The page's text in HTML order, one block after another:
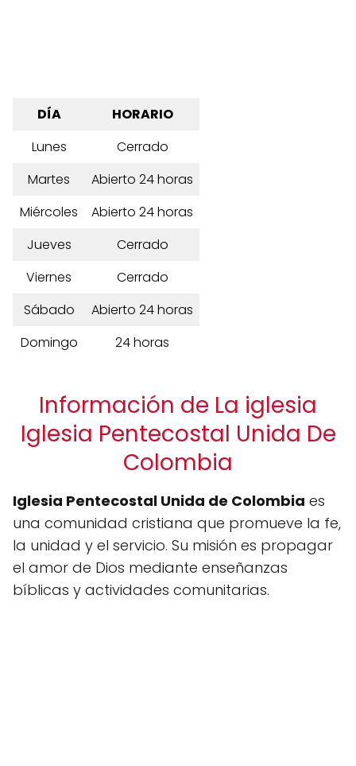
DÍA
HORARIO
Lunes
Cerrado
Martes
Abierto 24 horas
Miércoles
Abierto 24 horas
Jueves
Cerrado
Viernes
Cerrado
Sábado
Abierto 24 horas
Domingo
24 horas
Información de La iglesia
Iglesia Pentecostal Unida De
Colombia
Iglesia Pentecostal Unida de Colombia es
una comunidad cristiana que promueve la fe,
la unidad y el servicio. Su misión es propagar
el amor de Dios mediante enseñanzas
bíblicas y actividades comunitarias.